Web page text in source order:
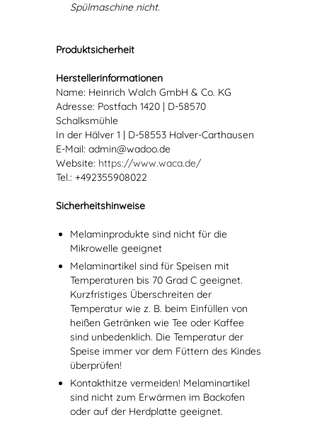
Spülmaschine nicht.
Produktsicherheit
Herstellerinformationen
Name: Heinrich Walch GmbH & Co. KG
Adresse: Postfach 1420 | D-58570
Schalksmühle
In der Hälver 1 | D-58553 Halver-Carthausen
E-Mail: admin@wadoo.de
Website: https://www.waca.de/
Tel.: +492355908022
Sicherheitshinweise
Melaminprodukte sind nicht für die
Mikrowelle geeignet
Melaminartikel sind für Speisen mit
Temperaturen bis 70 Grad C geeignet.
Kurzfristiges Überschreiten der
Temperatur wie z. B. beim Einfüllen von
heißen Getränken wie Tee oder Kaffee
sind unbedenklich. Die Temperatur der
Speise immer vor dem Füttern des Kindes
überprüfen!
Kontakthitze vermeiden! Melaminartikel
sind nicht zum Erwärmen im Backofen
oder auf der Herdplatte geeignet.